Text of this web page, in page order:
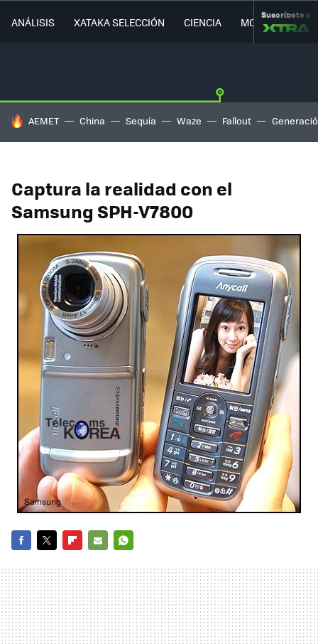
ANÁLISIS XATAKA SELECCIÓN CIENCIA MOVILIDAD
Suscríbete a
HOY SE HABLA DE
AEMET China Sequía Waze Fallout
Captura la realidad con el
Samsung SPH-V7800
MAIL